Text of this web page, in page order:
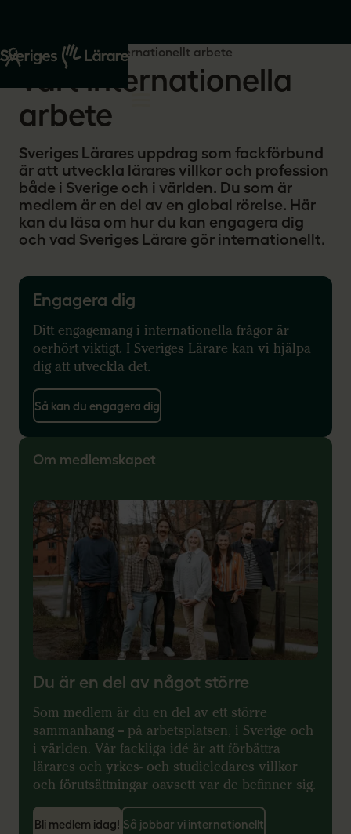
Start Om oss Internationellt arbete
Vårt internationella
arbete
Sveriges Lärares uppdrag som fackförbund
är att utveckla lärares villkor och profession
både i Sverige och i världen. Du som är
medlem är en del av en global rörelse. Här
kan du läsa om hur du kan engagera dig
och vad Sveriges Lärare gör internationellt.
Engagera dig
Ditt engagemang i internationella frågor är
oerhört viktigt. I Sveriges Lärare kan vi hjälpa
dig att utveckla det.
Så kan du engagera dig
Om medlemskapet
Du är en del av något större
Som medlem är du en del av ett större
sammanhang – på arbetsplatsen, i Sverige och
i världen. Vår fackliga idé är att förbättra
lärares och yrkes- och studieledares villkor
och förutsättningar oavsett var de befinner sig.
Bli medlem idag! Så jobbar vi internationellt